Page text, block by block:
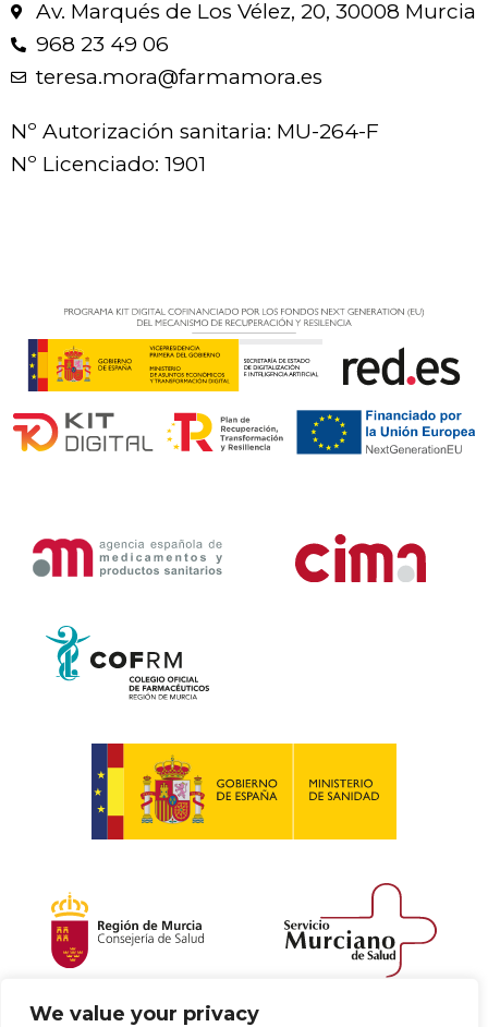
We value your privacy
Av. Marqués de Los Vélez, 20, 30008 Murcia
968 23 49 06
teresa.mora@farmamora.es
Nº Autorización sanitaria: MU-264-F
Nº Licenciado: 1901